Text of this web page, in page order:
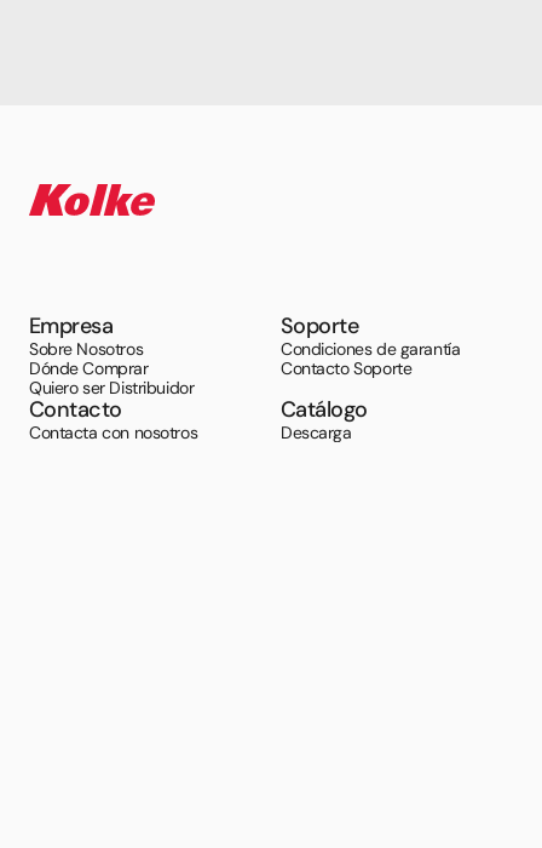
Empresa
Sobre Nosotros
Dónde Comprar
Quiero ser Distribuidor
Soporte
Condiciones de garantía
Contacto Soporte
Contacto
Contacta con nosotros
Catálogo
Descarga